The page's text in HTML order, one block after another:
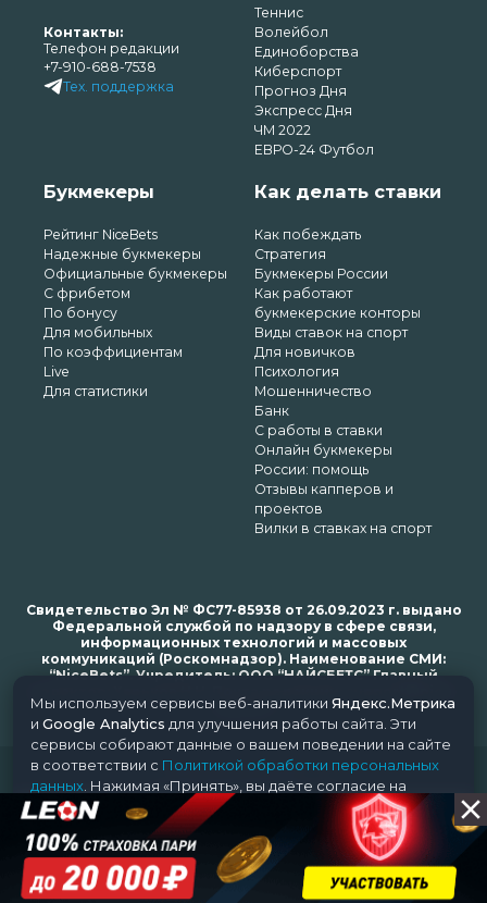
Контакты:
Телефон редакции
+7-910-688-7538
Тех. поддержка
Теннис
Волейбол
Единоборства
Киберспорт
Прогноз Дня
Экспресс Дня
ЧМ 2022
ЕВРО-24 Футбол
Букмекеры
Рейтинг NiceBets
Надежные букмекеры
Официальные букмекеры
С фрибетом
По бонусу
Для мобильных
По коэффициентам
Live
Для статистики
Как делать ставки
Как побеждать
Стратегия
Букмекеры России
Как работают
букмекерские конторы
Виды ставок на спорт
Для новичков
Психология
Мошенничество
Банк
С работы в ставки
Онлайн букмекеры
России: помощь
Отзывы капперов и
проектов
Вилки в ставках на спорт
Свидетельство Эл № ФС77-85938 от 26.09.2023 г. выдано
Федеральной службой по надзору в сфере связи,
информационных технологий и массовых
коммуникаций (Роскомнадзор). Наименование СМИ:
“NiceBets”. Учредитель: ООО “НАЙСБЕТС” Главный
bets.ru
© 2018-2024 NiceBets. 18+
Мы используем сервисы веб-аналитики Яндекс.Метрика
и Google Analytics для улучшения работы сайта. Эти
сервисы собирают данные о вашем поведении на сайте
в соответствии с Политикой обработки персональных
данных . Нажимая «Принять», вы даёте согласие на
обработку ваших данных этими сервисами.
Принять Отклонить